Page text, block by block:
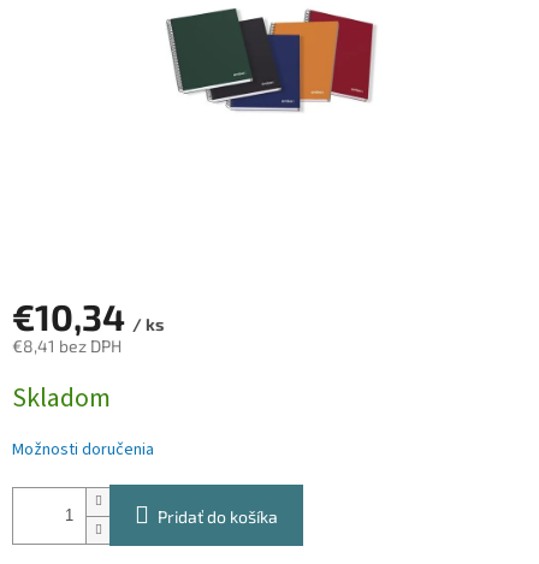
€10,34 / ks
€8,41 bez DPH
cena:
Skladom
Možnosti doručenia
Pridať do košíka